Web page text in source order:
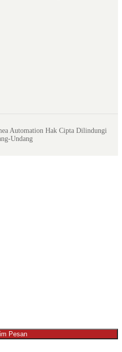
Automation Hak Cipta Dilindungi
Undang
Pesan